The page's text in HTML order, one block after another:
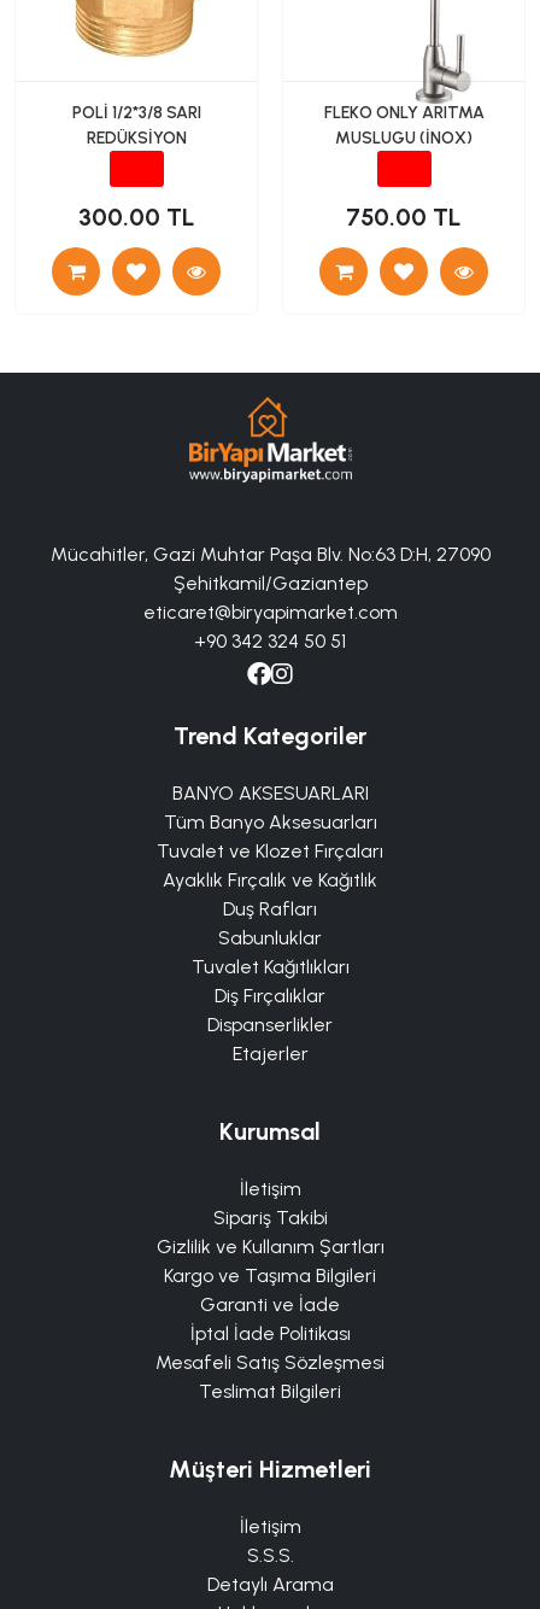
POLİ 1/2*3/8 SARI
REDÜKSİYON
300.00 TL
FLEKO ONLY ARITMA
MUSLUGU (İNOX)
750.00 TL
Mücahitler, Gazi Muhtar Paşa Blv. No:63 D:H, 27090
Şehitkamil/Gaziantep
eticaret@biryapimarket.com
+90 342 324 50 51
Trend Kategoriler
BANYO AKSESUARLARI
Tüm Banyo Aksesuarları
Tuvalet ve Klozet Fırçaları
Ayaklık Fırçalık ve Kağıtlık
Duş Rafları
Sabunluklar
Tuvalet Kağıtlıkları
Diş Fırçalıklar
Dispanserlikler
Etajerler
Kurumsal
İletişim
Sipariş Takibi
Gizlilik ve Kullanım Şartları
Kargo ve Taşıma Bilgileri
Garanti ve İade
İptal İade Politikası
Mesafeli Satış Sözleşmesi
Teslimat Bilgileri
Müşteri Hizmetleri
İletişim
S.S.S.
Detaylı Arama